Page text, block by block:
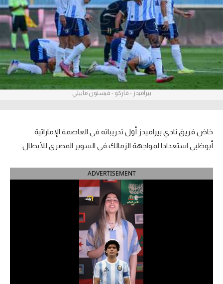
آراء حرة
ركن الألعاب
بطولات
الدوري الإنجليزي الممتاز
الدوري الإسباني
الدوري السعودي للمحترفين
بيراميدز - فاركو - فيستون ماييلي
خاض فريق نادي بيراميدز أول تدريباته في العاصمة الإماراتية
أبوظبي استعدادا لمواجهة الزمالك في السوبر المصري للأبطال.
ADVERTISEMENT